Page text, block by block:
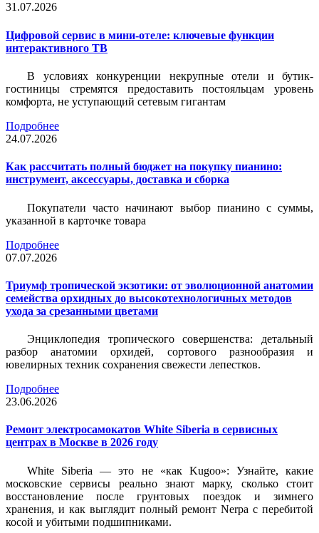
31.07.2026
Цифровой сервис в мини-отеле: ключевые функции
интерактивного ТВ
В условиях конкуренции некрупные отели и бутик-
гостиницы стремятся предоставить постояльцам уровень
комфорта, не уступающий сетевым гигантам
Подробнее
24.07.2026
Как рассчитать полный бюджет на покупку пианино:
инструмент, аксессуары, доставка и сборка
Покупатели часто начинают выбор пианино с суммы,
указанной в карточке товара
Подробнее
07.07.2026
Триумф тропической экзотики: от эволюционной анатомии
семейства орхидных до высокотехнологичных методов
ухода за срезанными цветами
Энциклопедия тропического совершенства: детальный
разбор анатомии орхидей, сортового разнообразия и
ювелирных техник сохранения свежести лепестков.
Подробнее
23.06.2026
Ремонт электросамокатов White Siberia в сервисных
центрах в Москве в 2026 году
White Siberia — это не «как Kugoo»: Узнайте, какие
московские сервисы реально знают марку, сколько стоит
восстановление после грунтовых поездок и зимнего
хранения, и как выглядит полный ремонт Nerpa с перебитой
косой и убитыми подшипниками.